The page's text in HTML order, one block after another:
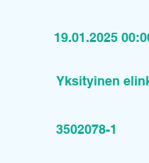
19.01.2025
Yksityinen
3502078-1